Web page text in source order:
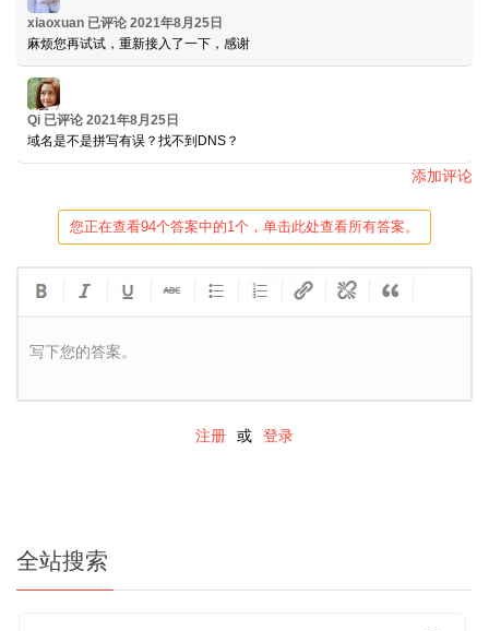
xiaoxuan 已评论 2021年8月25日
麻烦您再试试，重新接入了一下，感谢
Qi 已评论 2021年8月25日
域名是不是拼写有误？找不到DNS？
添加评论
您正在查看94个答案中的1个，单击此处查看所有答案。
写下您的答案。
注册 或 登录
全站搜索